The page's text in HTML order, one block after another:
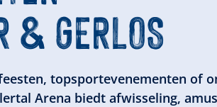
& GERLOS
topsportevenementen of
Arena biedt afwisseling,